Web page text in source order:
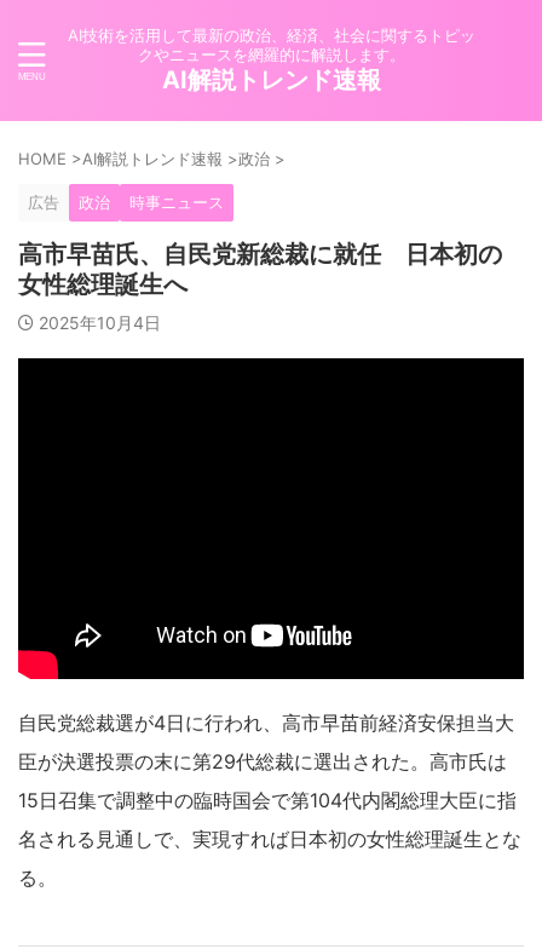
AI技術を活用して最新の政治、経済、社会に関するトピッ
クやニュースを網羅的に解説します。
AI解説トレンド速報
HOME >AI解説トレンド速報 >政治 >
広告 政治 時事ニュース
高市早苗氏、自民党新総裁に就任 日本初の
女性総理誕生へ
2025年10月4日
自民党総裁選が4日に行われ、高市早苗前経済安保担当大
臣が決選投票の末に第29代総裁に選出された。高市氏は
15日召集で調整中の臨時国会で第104代内閣総理大臣に指
名される見通しで、実現すれば日本初の女性総理誕生とな
る。